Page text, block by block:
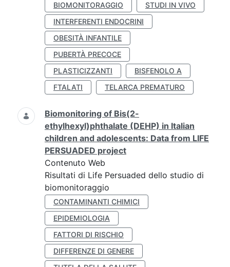
BIOMONITORAGGIO
STUDI IN VIVO
INTERFERENTI ENDOCRINI
OBESITÀ INFANTILE
PUBERTÀ PRECOCE
PLASTICIZZANTI
BISFENOLO A
FTALATI
TELARCA PREMATURO
Biomonitoring of Bis(2-
ethylhexyl)phthalate (DEHP) in Italian
children and adolescents: Data from LIFE
PERSUADED project
Contenuto Web
Risultati di Life Persuaded dello studio di
biomonitoraggio
CONTAMINANTI CHIMICI
EPIDEMIOLOGIA
FATTORI DI RISCHIO
DIFFERENZE DI GENERE